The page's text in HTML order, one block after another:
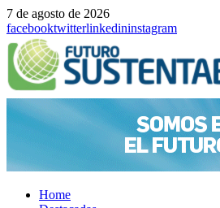
7 de agosto de 2026
facebooktwitterlinkedininstagram
Home